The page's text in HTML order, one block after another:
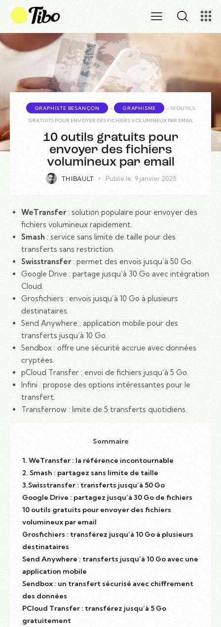
GRAPHISTE BESANÇON - GRAPHISME -10 OUTILS
GRATUITS POUR ENVOYER DES FICHIERS VOLUMINEUX PAR EMAIL
10 outils gratuits pour
envoyer des fichiers
volumineux par email
THIBAULT Publié le: 9 janvier 2025
WeTransfer: solution populaire pour envoyer des
fichiers volumineux rapidement.
Smash: service sans limite de taille pour des
transferts sans restriction.
Swisstransfer: permet des envois jusqu’à 50 Go.
Google Drive : partage jusqu’à 30 Go avec intégration
Cloud.
Grosfichiers : envois jusqu’à 10 Go à plusieurs
destinataires.
Send Anywhere : application mobile pour des
transferts jusqu’à 10 Go.
Sendbox : offre une sécurité accrue avec données
cryptées.
pCloud Transfer : envoi de fichiers jusqu’à 5 Go.
Infini : propose des options intéressantes pour le
transfert.
Transfernow : limite de 5 transferts quotidiens.
Sommaire
1. WeTransfer : la référence incontournable
2. Smash : partagez sans limite de taille
3.Swisstransfer : transferts jusqu’à 50 Go
Google Drive : partagez jusqu’à 30 Go de fichiers
10 outils gratuits pour envoyer des fichiers
volumineux par email
Grosfichiers : transférez jusqu’à 10 Go à plusieurs
destinataires
Send Anywhere : transferts jusqu’à 10 Go avec une
application mobile
Sendbox : un transfert sécurisé avec chiffrement
des données
PCloud Transfer : transférez jusqu’à 5 Go
gratuitement